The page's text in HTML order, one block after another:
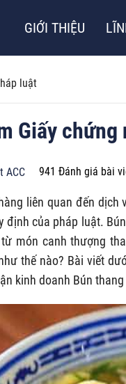
GIỚI THIỆU
luật
Giấy
ACC 941 Đánh giá bài
liên quan đến dịch
định của pháp luật.
món canh thượng
thế nào? Bài viết
kinh doanh Bún thang